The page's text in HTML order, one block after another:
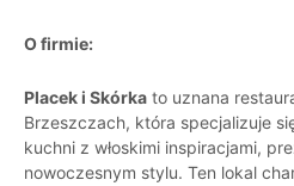
O firmie:
Placek i Skórka to uznana
Brzeszczach, która specjalizuje
kuchni z włoskimi inspiracjami,
nowoczesnym stylu. Ten lokal